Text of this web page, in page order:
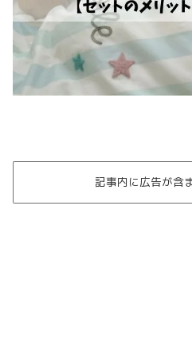
記事内に広告が含